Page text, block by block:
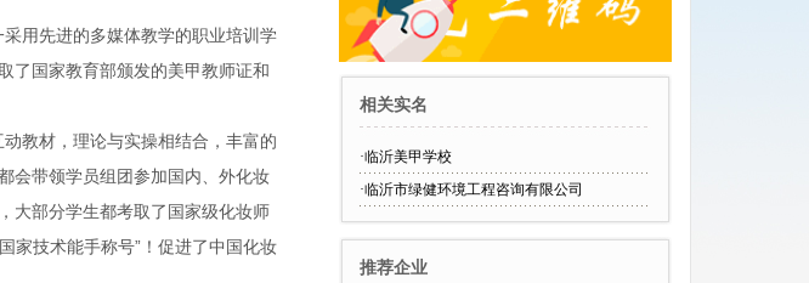
用先进的多媒体教学的职业培训学
了国家教育部颁发的美甲教师证和
教材，理论与实操相结合，丰富的
会带领学员组团参加国内、外化妆
大部分学生都考取了国家级化妆师
家技术能手称号”！促进了中国化妆
相关实名
·临沂美甲学校
·临沂市绿健环境工程咨询有限公司
推荐企业